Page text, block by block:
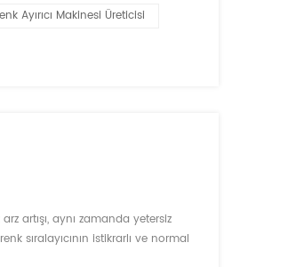
Ayırıcı Makinesi Üreticisi
artışı, aynı zamanda yetersiz
sıralayıcının istikrarlı ve normal